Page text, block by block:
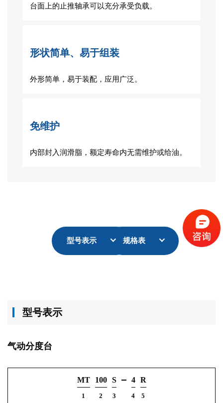
台面上的止推轴承可以充分承受负载。
形状简单、易于组装
外形简单，易于装配，应用广泛。
免维护
内部封入润滑脂，额定寿命内无需维护或给油。
型号表示 规格表
型号表示
气动分度台
MT
1
100
2
S
3
4
4
R
5